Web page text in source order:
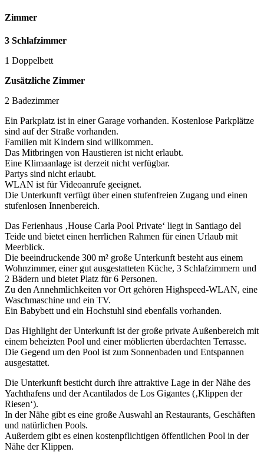
Zimmer
3 Schlafzimmer
1 Doppelbett
Zusätzliche Zimmer
2 Badezimmer
Ein Parkplatz ist in einer Garage vorhanden. Kostenlose Parkplätze
sind auf der Straße vorhanden.
Familien mit Kindern sind willkommen.
Das Mitbringen von Haustieren ist nicht erlaubt.
Eine Klimaanlage ist derzeit nicht verfügbar.
Partys sind nicht erlaubt.
WLAN ist für Videoanrufe geeignet.
Die Unterkunft verfügt über einen stufenfreien Zugang und einen
stufenlosen Innenbereich.
Das Ferienhaus ‚House Carla Pool Private‘ liegt in Santiago del
Teide und bietet einen herrlichen Rahmen für einen Urlaub mit
Meerblick.
Die beeindruckende 300 m² große Unterkunft besteht aus einem
Wohnzimmer, einer gut ausgestatteten Küche, 3 Schlafzimmern und
2 Bädern und bietet Platz für 6 Personen.
Zu den Annehmlichkeiten vor Ort gehören Highspeed-WLAN, eine
Waschmaschine und ein TV.
Ein Babybett und ein Hochstuhl sind ebenfalls vorhanden.
Das Highlight der Unterkunft ist der große private Außenbereich mit
einem beheizten Pool und einer möblierten überdachten Terrasse.
Die Gegend um den Pool ist zum Sonnenbaden und Entspannen
ausgestattet.
Die Unterkunft besticht durch ihre attraktive Lage in der Nähe des
Yachthafens und der Acantilados de Los Gigantes (‚Klippen der
Riesen‘).
In der Nähe gibt es eine große Auswahl an Restaurants, Geschäften
und natürlichen Pools.
Außerdem gibt es einen kostenpflichtigen öffentlichen Pool in der
Nähe der Klippen.